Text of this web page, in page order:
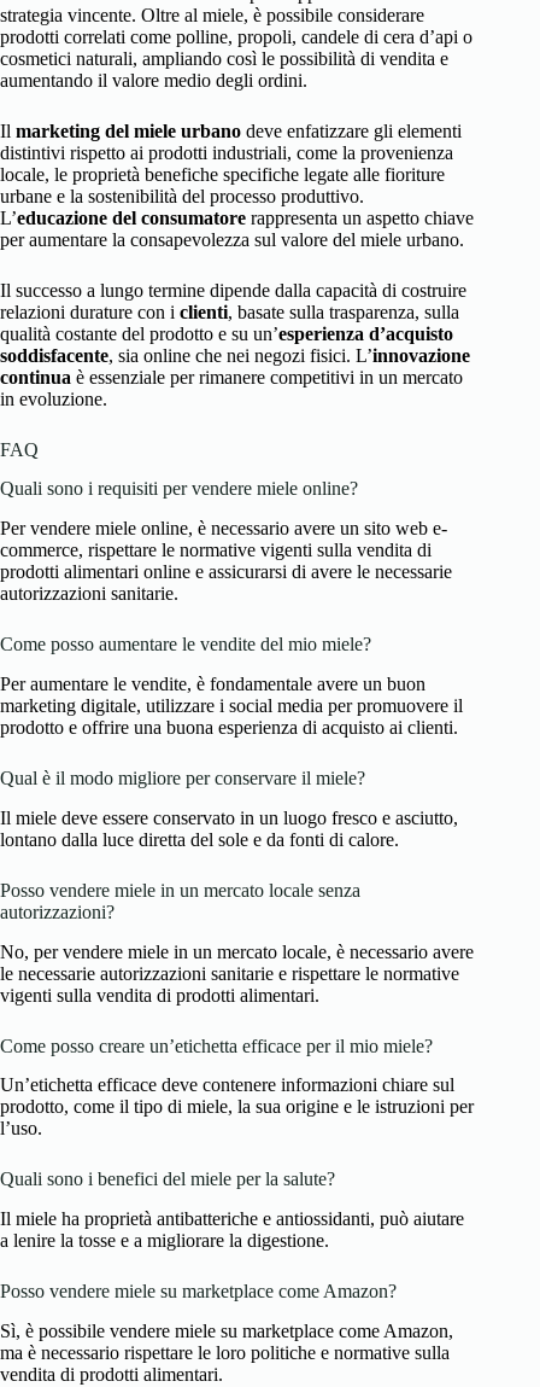
strategia vincente. Oltre al miele, è possibile considerare
prodotti correlati come polline, propoli, candele di cera d’api o
cosmetici naturali, ampliando così le possibilità di vendita e
aumentando il valore medio degli ordini.
Il marketing del miele urbano deve enfatizzare gli elementi
distintivi rispetto ai prodotti industriali, come la provenienza
locale, le proprietà benefiche specifiche legate alle fioriture
urbane e la sostenibilità del processo produttivo.
L’educazione del consumatore rappresenta un aspetto chiave
per aumentare la consapevolezza sul valore del miele urbano.
Il successo a lungo termine dipende dalla capacità di costruire
relazioni durature con i clienti, basate sulla trasparenza, sulla
qualità costante del prodotto e su un’esperienza d’acquisto
soddisfacente, sia online che nei negozi fisici. L’innovazione
continua è essenziale per rimanere competitivi in un mercato
in evoluzione.
FAQ
Quali sono i requisiti per vendere miele online?
Per vendere miele online, è necessario avere un sito web e-
commerce, rispettare le normative vigenti sulla vendita di
prodotti alimentari online e assicurarsi di avere le necessarie
autorizzazioni sanitarie.
Come posso aumentare le vendite del mio miele?
Per aumentare le vendite, è fondamentale avere un buon
marketing digitale, utilizzare i social media per promuovere il
prodotto e offrire una buona esperienza di acquisto ai clienti.
Qual è il modo migliore per conservare il miele?
Il miele deve essere conservato in un luogo fresco e asciutto,
lontano dalla luce diretta del sole e da fonti di calore.
Posso vendere miele in un mercato locale senza
autorizzazioni?
No, per vendere miele in un mercato locale, è necessario avere
le necessarie autorizzazioni sanitarie e rispettare le normative
vigenti sulla vendita di prodotti alimentari.
Come posso creare un’etichetta efficace per il mio miele?
Un’etichetta efficace deve contenere informazioni chiare sul
prodotto, come il tipo di miele, la sua origine e le istruzioni per
l’uso.
Quali sono i benefici del miele per la salute?
Il miele ha proprietà antibatteriche e antiossidanti, può aiutare
a lenire la tosse e a migliorare la digestione.
Posso vendere miele su marketplace come Amazon?
Sì, è possibile vendere miele su marketplace come Amazon,
ma è necessario rispettare le loro politiche e normative sulla
vendita di prodotti alimentari.